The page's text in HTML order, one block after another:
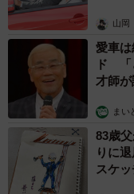
予備校のサービスに見合う
山岡
愛車
ド 「
才師
まい
83歳
りに
スケ